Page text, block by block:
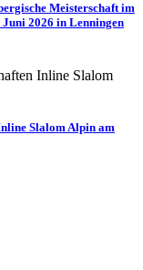
Meisterschaft im
2026 in Lenningen
Slalom Alpin am